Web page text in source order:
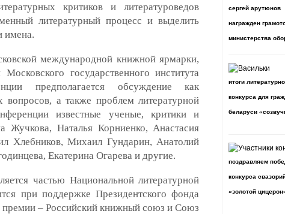
критиков и литературоведов
литературный процесс и выделить
имена.
международной книжной ярмарки,
государственного института
предполагается обсуждение как
вопросов, а также проблем литературной
известные ученые, критики и
Наталья Корниенко, Анастасия
Хлебников, Михаил Гундарин, Анатолий
Екатерина Огарева и другие.
частью Национальной литературной
при поддержке Президентского фонда
премии – Российский книжный союз и Союз
сергей арутюнов
награжден
министерства
итоги
конкурса для
беларуси
поздравляем
конкурса
«золотой